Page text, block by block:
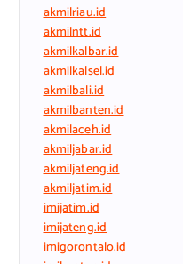
akmilriau.id
akmilntt.id
akmilkalbar.id
akmilkalsel.id
akmilbali.id
akmilbanten.id
akmilaceh.id
akmiljabar.id
akmiljateng.id
akmiljatim.id
imijatim.id
imijateng.id
imigorontalo.id